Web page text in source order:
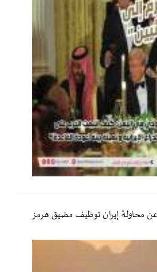
محاولة إيران توظيف مضيق هرمز